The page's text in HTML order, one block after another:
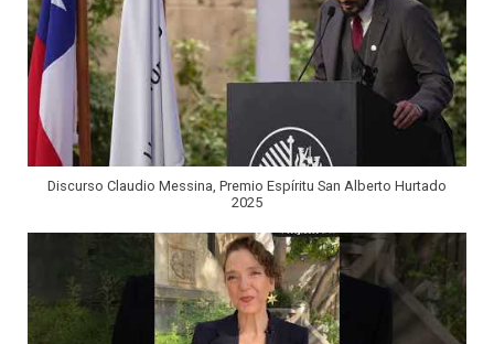
Discurso Claudio Messina, Premio Espíritu San Alberto Hurtado
2025